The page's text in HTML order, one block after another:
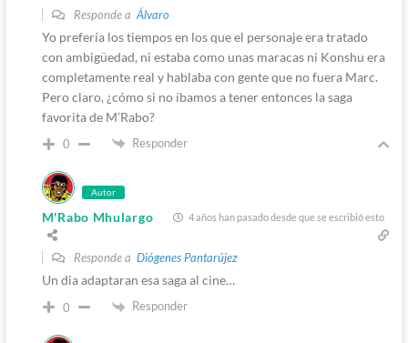
Responde a Álvaro
Yo prefería los tiempos en los que el personaje era tratado
con ambigüedad, ni estaba como unas maracas ni Konshu era
completamente real y hablaba con gente que no fuera Marc.
Pero claro, ¿cómo si no íbamos a tener entonces la saga
favorita de M’Rabo?
0 Responder
Autor
M'Rabo Mhulargo 4 años han pasado desde que se escribió esto
Responde a Diógenes Pantarújez
Un dia adaptaran esa saga al cine…
0 Responder